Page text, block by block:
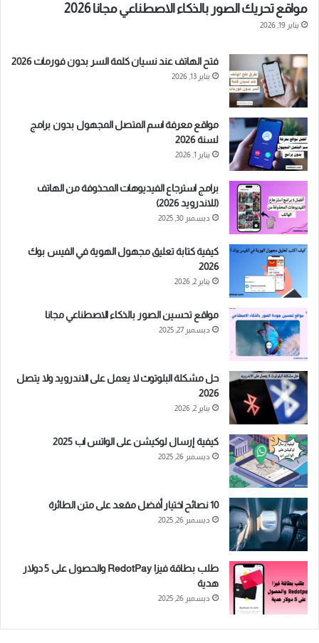
مواقع تحريك الصور بالذكاء الاصطناعي مجانا 2026
يناير 19, 2026
فتح الهاتف عند نسيان كلمة السر بدون فورمات 2026
يناير 13, 2026
مواقع معرفة اسم المتصل المجهول بدون برامج
لسنة 2026
يناير 1, 2026
برامج استرجاع الفيديوهات المحذوفة من الهاتف
(للاندرويد 2026)
ديسمبر 30, 2025
كيفية كتابة تعليق مجهول الهوية في الفيس بوك
2026
يناير 2, 2026
مواقع تحسين الصور بالذكاء الاصطناعي مجانا
ديسمبر 27, 2025
حل مشكلة البلوتوث لا يعمل على الاندرويد ولا يتصل
2026
يناير 2, 2026
كيفية إرسال لوكيشن على الواتس اب 2025
ديسمبر 26, 2025
10 نصائح اختيار أفضل مقعد على متن الطائرة
ديسمبر 26, 2025
طلب بطاقة فيزا RedotPay والحصول على 5 دولار
هدية
ديسمبر 26, 2025